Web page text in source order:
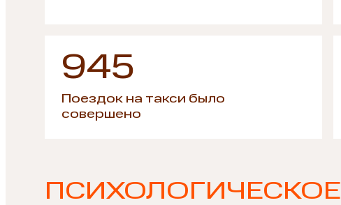
945
Поездок на такси было
совершено
ПСИХОЛОГИЧЕСКОЕ